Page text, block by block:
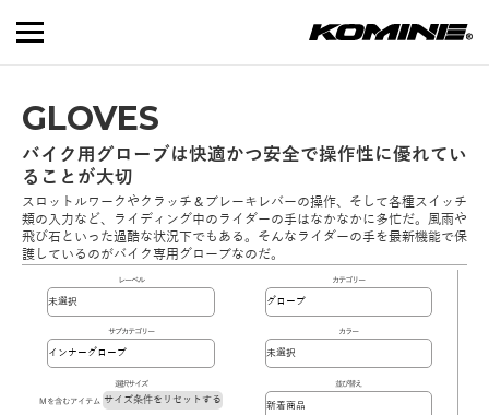
GLOVES
バイク用グローブは快適かつ安全で操作性に優れてい
ることが大切
スロットルワークやクラッチ＆ブレーキレバーの操作、そして各種スイッチ
類の入力など、ライディング中のライダーの手はなかなかに多忙だ。風雨や
飛び石といった過酷な状況下でもある。そんなライダーの手を最新機能で保
護しているのがバイク専用グローブなのだ。
レーベル カテゴリー
サブカテゴリー カラー
選択サイズ
Mを含むアイテム サイズ条件をリセットする
並び替え